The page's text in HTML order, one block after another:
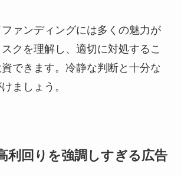
ァンディングには多くの魅力が
クを理解し、適切に対処するこ
できます。冷静な判断と十分な
ましょう。
利回りを強調しすぎる広告